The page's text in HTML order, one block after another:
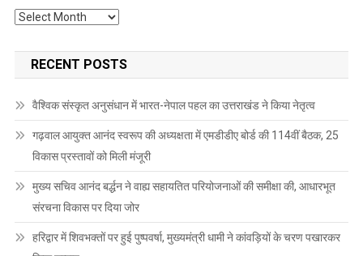
Archives
RECENT POSTS
वैश्विक संस्कृत अनुसंधान में भारत-नेपाल पहल का उत्तराखंड ने किया नेतृत्व
गढ़वाल आयुक्त आनंद स्वरूप की अध्यक्षता में एमडीडीए बोर्ड की 114वीं बैठक, 25
विकास प्रस्तावों को मिली मंजूरी
मुख्य सचिव आनंद बर्द्धन ने वाह्य सहायतित परियोजनाओं की समीक्षा की, आधारभूत
संरचना विकास पर दिया जोर
हरिद्वार में शिवभक्तों पर हुई पुष्पवर्षा, मुख्यमंत्री धामी ने कांवड़ियों के चरण पखारकर